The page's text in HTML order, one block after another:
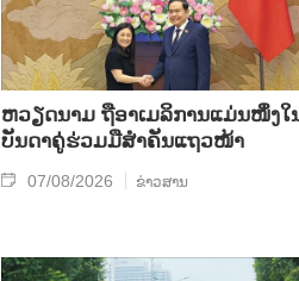
ຫ​ວຽດ​ນາມ ຖື​ອາ​ເມ​ລິ​ການ​ແມ່ນ​ໜຶ່ງ​ໃ
ບັນ​ດາ​ຄູ່​ຮ່ວມ​ມື​ສຳ​ຄັນ​ແຖວ​ໜ້າ
07/08/2026 ຂ່າວສານ